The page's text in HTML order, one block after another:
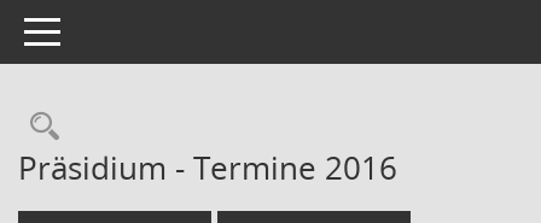
Toggle navigation
Rechercheauswahl
Präsidium - Termine 2016